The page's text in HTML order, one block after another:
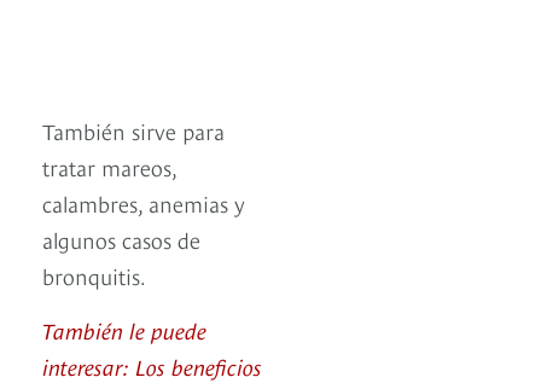
También sirve para
tratar mareos,
calambres, anemias y
algunos casos de
bronquitis.
También le puede
interesar: Los beneficios